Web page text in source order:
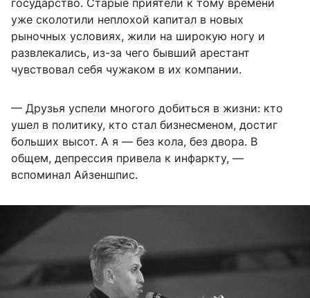
уже сколотили неплохой капитал в новых
рыночных условиях, жили на широкую ногу и
развлекались, из-за чего бывший арестант
чувствовал себя чужаком в их компании.
— Друзья успели многого добиться в жизни: кто
ушел в политику, кто стал бизнесменом, достиг
больших высот. А я — без кола, без двора. В
общем, депрессия привела к инфаркту, —
вспоминал Айзеншпис.